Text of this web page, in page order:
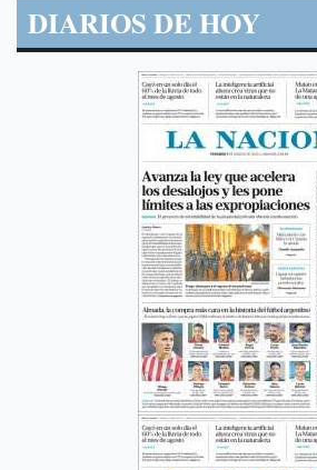
DIARIOS DE HOY